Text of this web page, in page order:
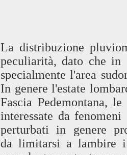
La distribuzione
peculiarità, dato che in
specialmente l'area
In genere l'estate
Fascia Pedemontana,
interessate da
perturbati in genere
da limitarsi a lambire i